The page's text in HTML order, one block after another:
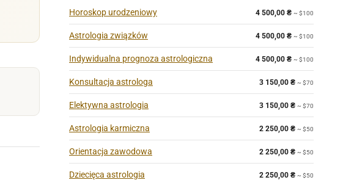
Horoskop urodzeniowy 4 500,00 ₴ ~ $100
Astrologia związków 4 500,00 ₴ ~ $100
Indywidualna prognoza astrologiczna 4 500,00 ₴ ~ $100
Konsultacja astrologa 3 150,00 ₴ ~ $70
Elektywna astrologia 3 150,00 ₴ ~ $70
Astrologia karmiczna 2 250,00 ₴ ~ $50
Orientacja zawodowa 2 250,00 ₴ ~ $50
Dziecięca astrologia 2 250,00 ₴ ~ $50